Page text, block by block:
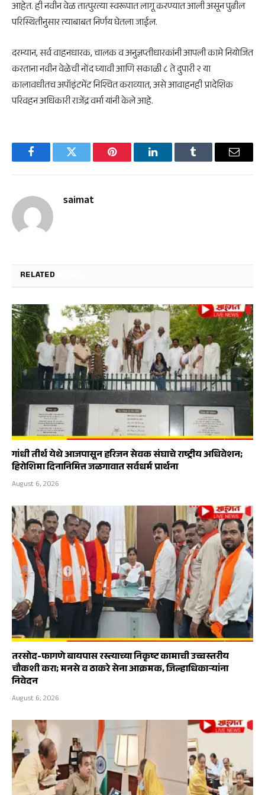
आहेत. ही नवीन वेळ तात्पुरत्या स्वरूपात लागू करण्यात आली असून पुढील
परिस्थितीनुसार त्याबाबत निर्णय घेतला जाईल.
दरम्यान, सर्व वाहनधारक, चालक व अनुज्ञप्तीधारकांनी आपली कामे नियोजित
करताना नवीन वेळेची नोंद घ्यावी आणि सकाळी ८ ते दुपारी २ या
कालावधीतच अपॉइंटमेंट निश्चित कराव्यात, असे आवाहनही प्रादेशिक
परिवहन अधिकारी राजेंद्र वर्मा यांनी केले आहे.
FacebookTwitter Pinterest LinkedInTumblr Email
saimat
RELATED
गांधी तीर्थ येथे आजपासून हरिजन सेवक संघाचे राष्ट्रीय अधिवेशन;
हिरोशिमा दिनानिमित्त जळगावात सर्वधर्म प्रार्थना
August 6, 2026
तरसोद-फागणे बायपास रस्त्याच्या निकृष्ट कामाची उच्चस्तरीय
चौकशी करा; मनसे व ठाकरे सेना आक्रमक, जिल्हाधिकाऱ्यांना
निवेदन
August 6, 2026